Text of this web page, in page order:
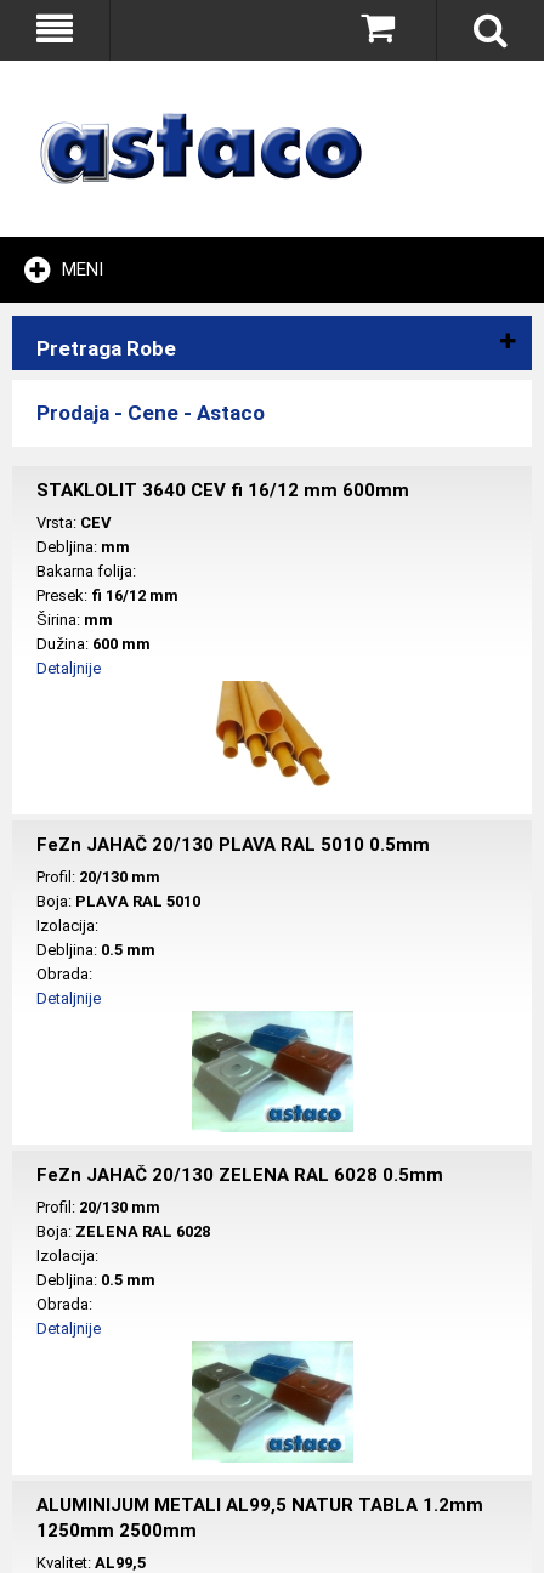
MENI
Pretraga Robe
Prodaja - Cene - Astaco
STAKLOLIT 3640 CEV fi 16/12 mm 600mm
Vrsta: CEV
Debljina: mm
Bakarna folija:
Presek: fi 16/12 mm
Širina: mm
Dužina: 600 mm
Detaljnije
FeZn JAHAČ 20/130 PLAVA RAL 5010 0.5mm
Profil: 20/130 mm
Boja: PLAVA RAL 5010
Izolacija:
Debljina: 0.5 mm
Obrada:
Detaljnije
FeZn JAHAČ 20/130 ZELENA RAL 6028 0.5mm
Profil: 20/130 mm
Boja: ZELENA RAL 6028
Izolacija:
Debljina: 0.5 mm
Obrada:
Detaljnije
ALUMINIJUM METALI AL99,5 NATUR TABLA 1.2mm
1250mm 2500mm
Kvalitet: AL99,5